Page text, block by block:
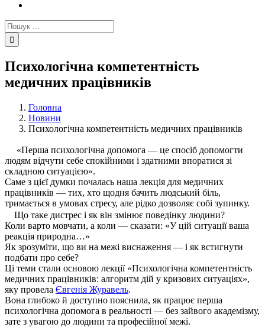
Пошук
...
Психологічна компетентність
медичних працівників
Головна
Новини
Психологічна компетентність медичних працівників
«Перша психологічна допомога — це спосіб допомогти
людям відчути себе спокійними і здатними впоратися зі
складною ситуацією».
Саме з цієї думки почалась наша лекція для медичних
працівників — тих, хто щодня бачить людський біль,
тримається в умовах стресу, але рідко дозволяє собі зупинку.
Що таке дистрес і як він змінює поведінку людини?
Коли варто мовчати, а коли — сказати: «У цій ситуації ваша
реакція природна…»
Як зрозуміти, що ви на межі виснаження — і як встигнути
подбати про себе?
Ці теми стали основою лекції «Психологічна компетентність
медичних працівників: алгоритм дій у кризових ситуаціях»,
яку провела Євгенія Журавель.
Вона глибоко й доступно пояснила, як працює перша
психологічна допомога в реальності — без зайвого академізму,
зате з увагою до людини та професійної межі.